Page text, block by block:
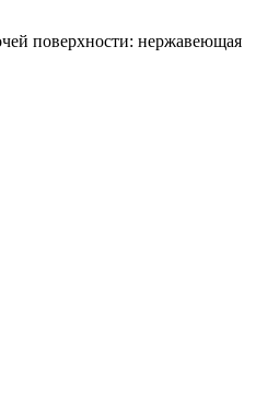
поверхности: нержавеющая